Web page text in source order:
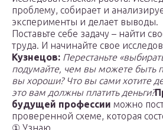
проблему, собирает и
эксперименты и делает выводы.
Поставьте себе задачу – найти
труда. И начинайте свое
Кузнецов: Перестаньте
подумайте, чем вы можете быть
вы хороши? Что вы сами хотите
это вам должны платить деньги?
будущей профессии можно
проверенной схеме, которая
① Узнаю